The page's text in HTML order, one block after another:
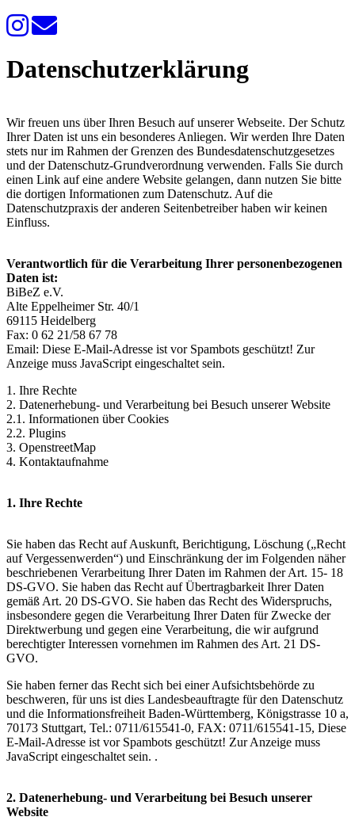
Datenschutzerklärung
Wir freuen uns über Ihren Besuch auf unserer Webseite. Der Schutz
Ihrer Daten ist uns ein besonderes Anliegen. Wir werden Ihre Daten
stets nur im Rahmen der Grenzen des Bundesdatenschutzgesetzes
und der Datenschutz-Grundverordnung verwenden. Falls Sie durch
einen Link auf eine andere Website gelangen, dann nutzen Sie bitte
die dortigen Informationen zum Datenschutz. Auf die
Datenschutzpraxis der anderen Seitenbetreiber haben wir keinen
Einfluss.
Verantwortlich für die Verarbeitung Ihrer personenbezogenen
Daten ist:
BiBeZ e.V.
Alte Eppelheimer Str. 40/1
69115 Heidelberg
Fax: 0 62 21/58 67 78
Email: Diese E-Mail-Adresse ist vor Spambots geschützt! Zur
Anzeige muss JavaScript eingeschaltet sein.
1. Ihre Rechte
2. Datenerhebung- und Verarbeitung bei Besuch unserer Website
2.1. Informationen über Cookies
2.2. Plugins
3. OpenstreetMap
4. Kontaktaufnahme
1. Ihre Rechte
Sie haben das Recht auf Auskunft, Berichtigung, Löschung („Recht
auf Vergessenwerden“) und Einschränkung der im Folgenden näher
beschriebenen Verarbeitung Ihrer Daten im Rahmen der Art. 15- 18
DS-GVO. Sie haben das Recht auf Übertragbarkeit Ihrer Daten
gemäß Art. 20 DS-GVO. Sie haben das Recht des Widerspruchs,
insbesondere gegen die Verarbeitung Ihrer Daten für Zwecke der
Direktwerbung und gegen eine Verarbeitung, die wir aufgrund
berechtigter Interessen vornehmen im Rahmen des Art. 21 DS-
GVO.
Sie haben ferner das Recht sich bei einer Aufsichtsbehörde zu
beschweren, für uns ist dies Landesbeauftragte für den Datenschutz
und die Informationsfreiheit Baden-Württemberg, Königstrasse 10 a,
70173 Stuttgart, Tel.: 0711/615541-0, FAX: 0711/615541-15, Diese
E-Mail-Adresse ist vor Spambots geschützt! Zur Anzeige muss
JavaScript eingeschaltet sein. .
2. Datenerhebung- und Verarbeitung bei Besuch unserer
Website